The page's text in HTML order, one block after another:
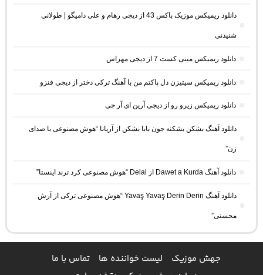
دانلود ریمیکس موزیک باکس 43 از دیجی رهام و علی دامیگو | طولانی
شنیدنی
دانلود ریمیکس مینی کست 7 از دیجی مهراس
دانلود ریمیکس سیتیزن دل پاکتم من با آهنگ ترکی دختر از دیجی فنزو
دانلود ریمیکس زیرو رو از دیجی آرین ای آر جی
دانلود آهنگ بشکن بشکنه جون بابا بشکن از آریانا “هوش مصنوعی با صدای
زن”
دانلود آهنگ Dawet a Kurda از Delal “هوش مصنوعی کرد ترند اینستا”
دانلود آهنگ Yavaş Yavaş Derin Derin “هوش مصنوعی ترکی از آرش
محسنی”
جهش موزیک لیست خواننده ها
تماس با ما